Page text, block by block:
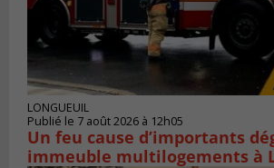
LONGUEUIL
Publié le 7 août 2026 à 12h05
Un feu cause d’importants
immeuble multilogements à